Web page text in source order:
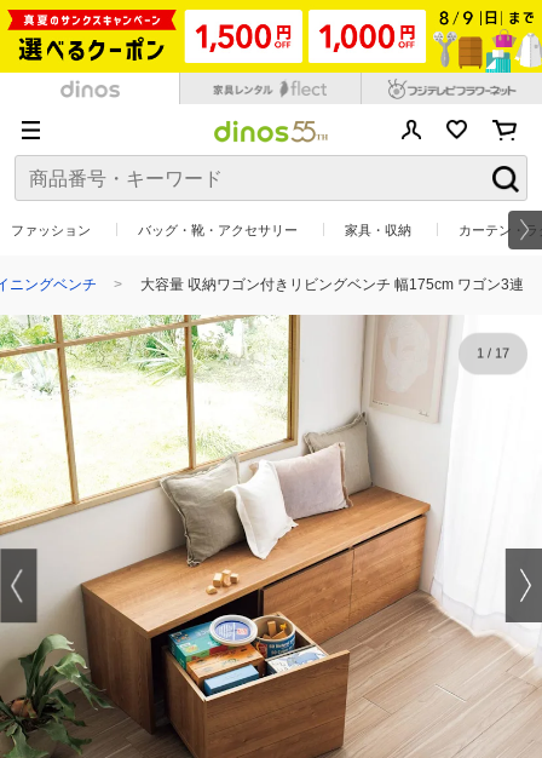
ファッション バッグ・靴・アクセサリー 家具・収納 カーテン・
ニングベンチ 大容量 収納ワゴン付きリビングベンチ 幅175cm ワゴン3連
1/ 17